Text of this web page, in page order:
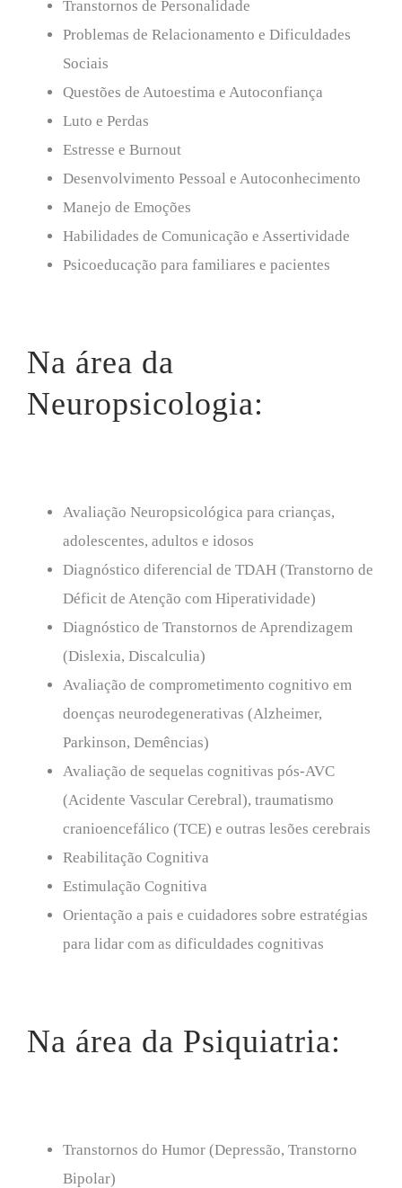
Transtornos de Personalidade
Problemas de Relacionamento e Dificuldades
Sociais
Questões de Autoestima e Autoconfiança
Luto e Perdas
Estresse e Burnout
Desenvolvimento Pessoal e Autoconhecimento
Manejo de Emoções
Habilidades de Comunicação e Assertividade
Psicoeducação para familiares e pacientes
Na área da
Neuropsicologia:
Avaliação Neuropsicológica para crianças,
adolescentes, adultos e idosos
Diagnóstico diferencial de TDAH (Transtorno de
Déficit de Atenção com Hiperatividade)
Diagnóstico de Transtornos de Aprendizagem
(Dislexia, Discalculia)
Avaliação de comprometimento cognitivo em
doenças neurodegenerativas (Alzheimer,
Parkinson, Demências)
Avaliação de sequelas cognitivas pós-AVC
(Acidente Vascular Cerebral), traumatismo
cranioencefálico (TCE) e outras lesões cerebrais
Reabilitação Cognitiva
Estimulação Cognitiva
Orientação a pais e cuidadores sobre estratégias
para lidar com as dificuldades cognitivas
Na área da Psiquiatria:
Transtornos do Humor (Depressão, Transtorno
Bipolar)